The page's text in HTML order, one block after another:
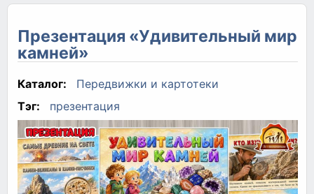
Презентация «Удивительный мир
камней»
Каталог:
Передвижки и картотеки
Тэг:
презентация